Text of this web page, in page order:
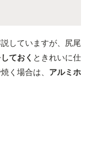
していますが、尻尾
ておく ときれいに仕
く場合は、 アルミホ